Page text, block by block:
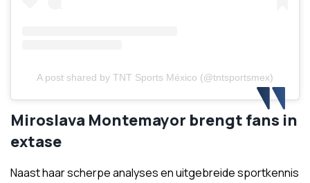
A post shared by TNT Sports México (@tntsportsmex)
Miroslava Montemayor brengt fans in
extase
Naast haar scherpe analyses en uitgebreide sportkennis